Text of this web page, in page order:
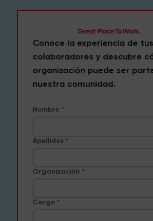
Conoce la experiencia de tus
colaboradores y descubre
organización puede ser
nuestra comunidad.
Nombre
Apellidos
Organización
Cargo